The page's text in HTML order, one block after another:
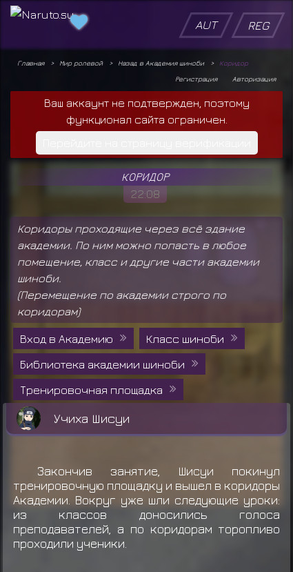
AUT REG
Главная Мир ролевой Назад в Академия шиноби
Коридор
Авторизация
Регистрация
Ваш аккаунт не подтвержден, поэтому
функционал сайта ограничен.
КОРИДОР
22:08
Коридоры проходящие через всё здание
академии. По ним можно попасть в любое
помещение, класс и другие части академии
шиноби.
(Перемещение по академии строго по
коридорам)
Вход в Академию
Класс шиноби
Библиотека академии шиноби
Тренировочная площадка
Учиха Шисуи
Закончив занятие, Шисуи покинул
тренировочную площадку и вышел в коридоры
Академии. Вокруг уже шли следующие уроки:
из классов доносились голоса
преподавателей, а по коридорам торопливо
проходили ученики.